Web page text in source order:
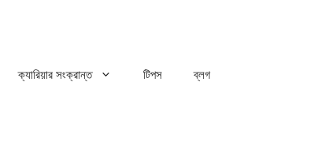
ক্যারিয়ার সংক্রান্ত টিপস ব্লগ